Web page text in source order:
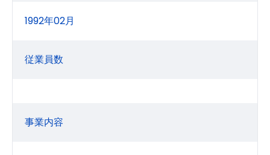
1992年02月
従業員数
事業内容